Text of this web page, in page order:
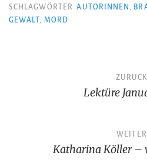
SCHLAGWÖRTER
AUTORINNEN ,
GEWALT , MORD
Beitragsnavigation
ZURÜCK
Lektüre
WEITER
Katharina Köller –